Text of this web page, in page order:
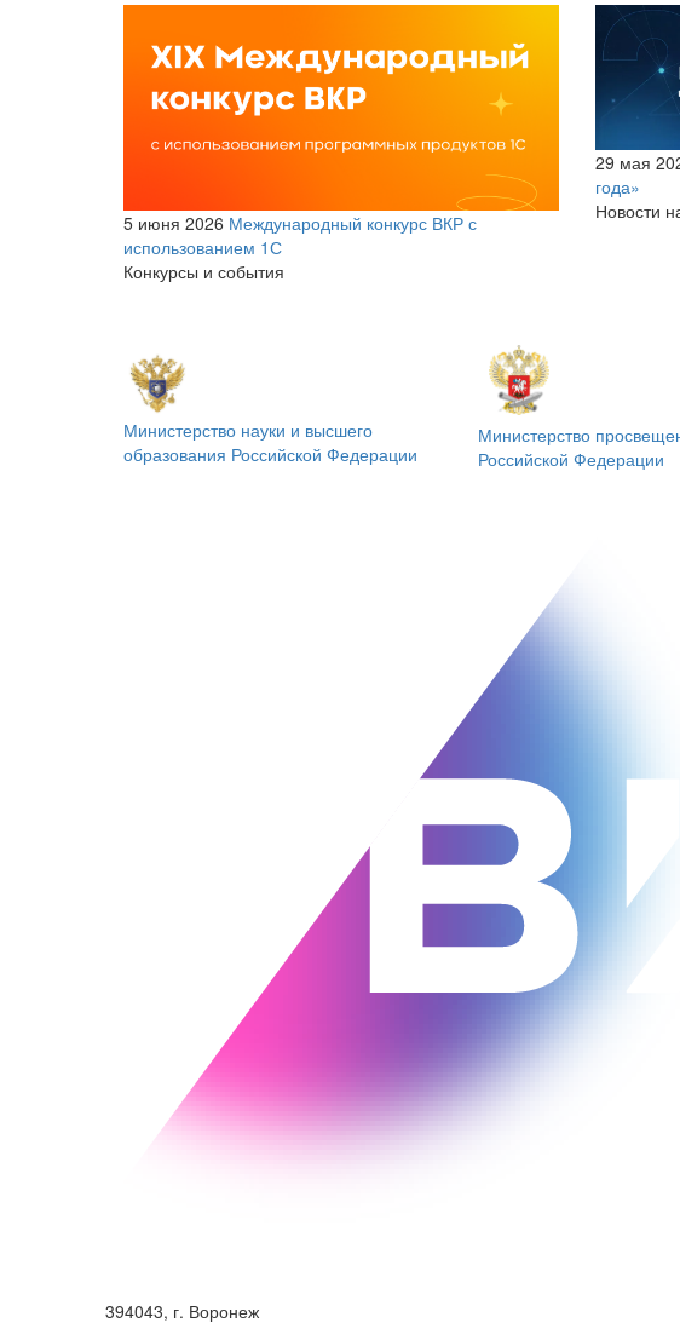
5 июня 2026 Международный конкурс ВКР с
использованием 1С
Конкурсы и события
29 мая
года»
Новости
Министерство науки и высшего
образования Российской Федерации
Министерство
Российской Федерации
394043, г. Воронеж